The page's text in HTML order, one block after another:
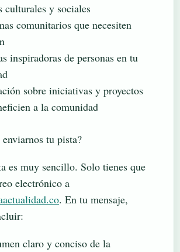
culturales y sociales
comunitarios que necesiten
inspiradoras de personas en tu
sobre iniciativas y proyectos
a la comunidad
tu pista?
es muy sencillo. Solo tienes que
electrónico a
. En tu mensaje,
claro y conciso de la